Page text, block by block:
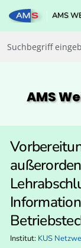
AMS
AMS
Institut: KUS